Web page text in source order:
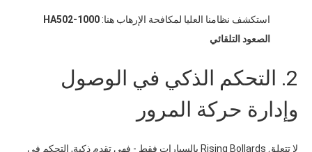
استكشف نظامنا العليا لمكافحة الإرهاب هنا:
HA502-1000
الصعود التلقائي
2. التحكم الذكي في الوصول
وإدارة حركة المرور
لا تتعلق Rising Bollards بالسيارات فقط - فهي تقدم ذكية, التحكم في